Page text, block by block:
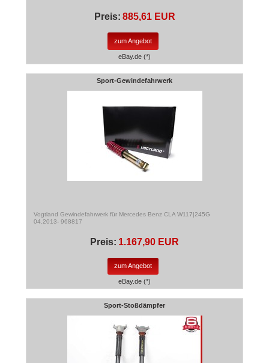
Preis: 885,61 EUR
zum Angebot
eBay.de (*)
Sport-Gewindefahrwerk
Vogtland Gewindefahrwerk für Mercedes Benz CLA W117|245G
04.2013- 968817
Preis: 1.167,90 EUR
zum Angebot
eBay.de (*)
Sport-Stoßdämpfer